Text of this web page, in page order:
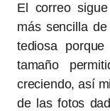
El correo
más sencilla
tediosa
tamaño
creciendo, así
de las fotos